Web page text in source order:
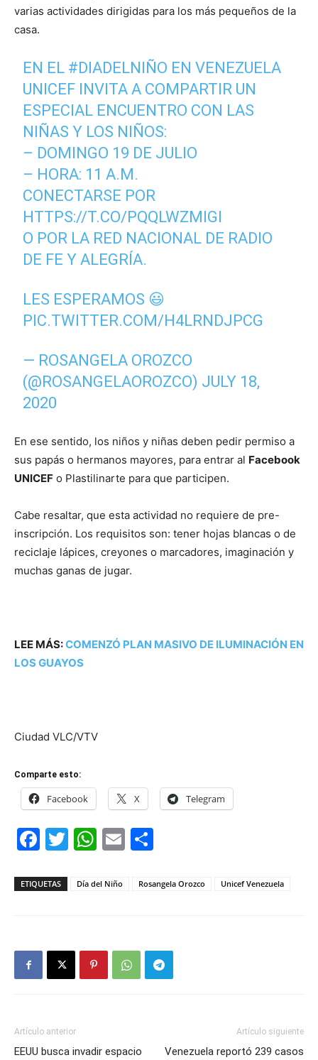
varias actividades dirigidas para los más pequeños de la
casa.
EN EL #DIADELNIÑO EN VENEZUELA
UNICEF INVITA A COMPARTIR UN
ESPECIAL ENCUENTRO CON LAS
NIÑAS Y LOS NIÑOS:
– DOMINGO 19 DE JULIO
– HORA: 11 A.M.
CONECTARSE POR
HTTPS://T.CO/PQQLWZMIGI
O POR LA RED NACIONAL DE RADIO
DE FE Y ALEGRÍA.
LES ESPERAMOS 😃
PIC.TWITTER.COM/H4LRNDJPCG
— ROSANGELA OROZCO
(@ROSANGELAOROZCO) JULY 18,
2020
En ese sentido, los niños y niñas deben pedir permiso a
sus papás o hermanos mayores, para entrar al Facebook
UNICEF o Plastilinarte para que participen.
Cabe resaltar, que esta actividad no requiere de pre-
inscripción. Los requisitos son: tener hojas blancas o de
reciclaje lápices, creyones o marcadores, imaginación y
muchas ganas de jugar.
LEE MÁS:COMENZÓ PLAN MASIVO DE ILUMINACIÓN EN
LOS GUAYOS
Ciudad VLC/VTV
Comparte esto:
Facebook X Telegram
Facebook
Twitter
WhatsApp
Email
ETIQUETAS Día del Niño Rosangela Orozco Unicef Venezuela
Artículo anterior
EEUU busca invadir espacio
Artículo siguiente
Venezuela reportó 239 casos